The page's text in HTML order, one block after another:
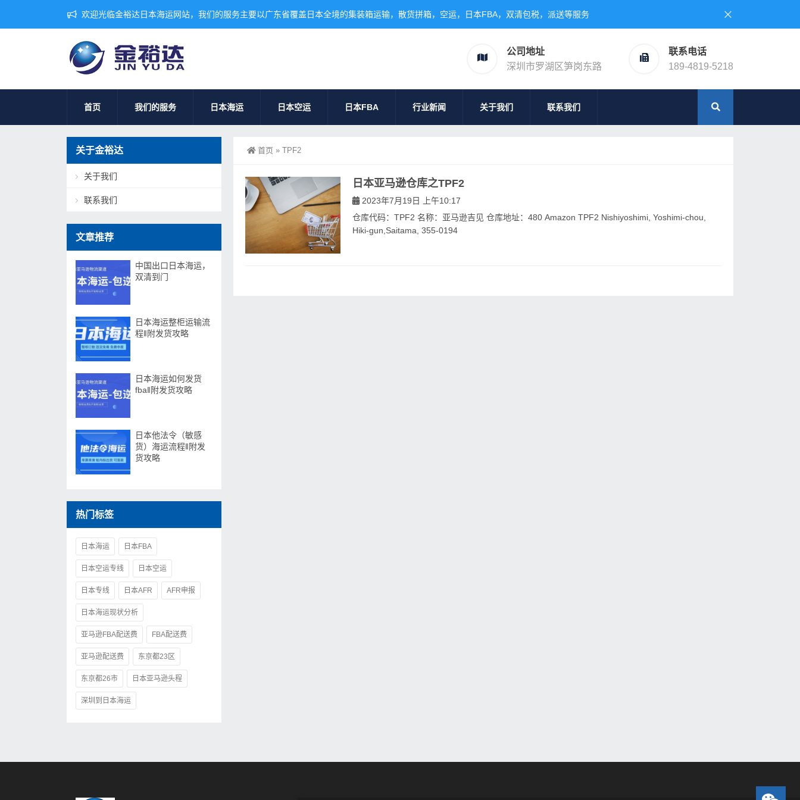
欢迎光临金裕达日本海运网站，我们的服务主要以广东省覆盖日本全境的集装箱运输，散货拼箱，空运，日本FBA，双清包税，派送等服务
公司地址
深圳市罗湖区笋岗东路
联系电话
189-4819-5218
首页 我们的服务 日本海运 日本空运 日本FBA 行业新闻 关于我们 联系我们
首页 » TPF2
日本亚马逊仓库之TPF2
2023年7月19日 上午10:17
仓库代码：TPF2 名称：亚马逊吉见 仓库地址：480 Amazon TPF2 Nishiyoshimi, Yoshimi-chou,
Hiki-gun,Saitama, 355-0194
关于金裕达
关于我们
联系我们
文章推荐
中国出口日本海运，
双清到门
日本海运整柜运输流
程‖附发货攻略​
日本海运如何发货
fba‖附发货攻略
日本他法令（敏感
货）海运流程‖附发
货攻略
热门标签
日本海运 日本FBA
日本空运专线 日本空运
日本专线 日本AFR AFR申报
日本海运现状分析
亚马逊FBA配送费 FBA配送费
亚马逊配送费 东京都23区
东京都26市 日本亚马逊头程
深圳到日本海运